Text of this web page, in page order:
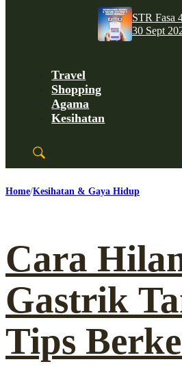
STR Fasa
30 Sept
Travel
Shopping
Agama
Kesihatan
Home Kesihatan & Gaya Hidup
Cara
Gastrik
Tips